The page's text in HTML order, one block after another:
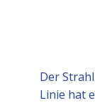
Der
Linie hat